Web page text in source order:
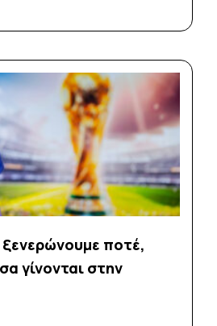
ποτέ,
γίνονται στην